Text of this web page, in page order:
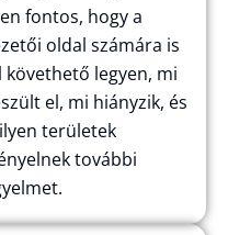
fontos, hogy a
oldal számára is
követhető legyen, mi
el, mi hiányzik, és
területek
további